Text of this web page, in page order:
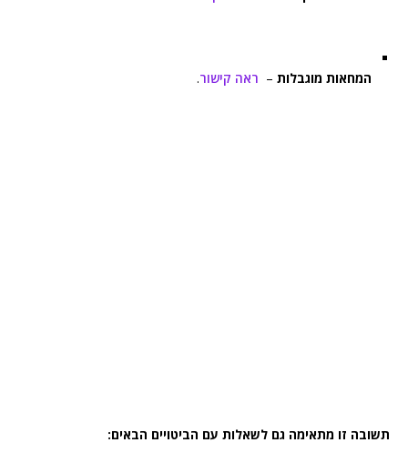
המחאות מוגבלות – ראה קישור.
תשובה זו מתאימה גם לשאלות עם הביטויים הבאים: